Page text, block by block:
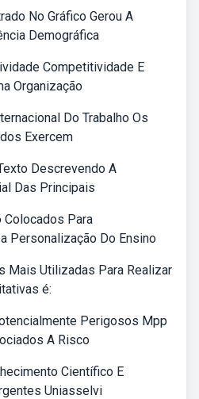
No Gráfico Gerou A
Demográfica
Competitividade E
Organização
Do Trabalho Os
Exercem
Descrevendo A
Das Principais
Para
Personalização Do Ensino
Mais Utilizadas Para Realizar
é:
Perigosos Mpp
A Risco
Científico E
Uniasselvi